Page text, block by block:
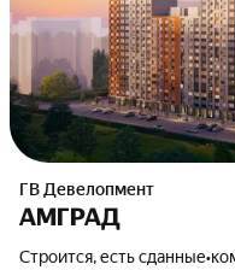
ГВ Девелопмент
АМГРАД
Строится, есть сданные•